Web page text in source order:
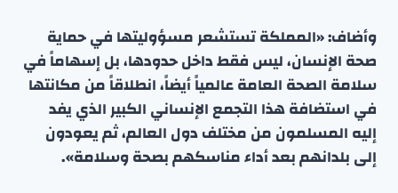
وأضاف: «المملكة تستشعر مسؤوليتها في حماية
صحة الإنسان، ليس فقط داخل حدودها، بل إسهاماً في
سلامة الصحة العامة عالمياً أيضاً، انطلاقاً من مكانتها
في استضافة هذا التجمع الإنساني الكبير الذي يفد
إليه المسلمون من مختلف دول العالم، ثم يعودون
إلى بلدانهم بعد أداء مناسكهم بصحة وسلامة».